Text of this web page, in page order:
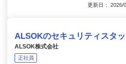
更新日：
ALSOKのセキュリティスタ
ALSOK株式会社
正社員